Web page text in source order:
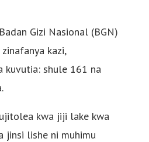
Gizi Nasional (BGN)
kazi,
kuvutia: shule 161 na
kwa jiji lake kwa
jinsi lishe ni muhimu